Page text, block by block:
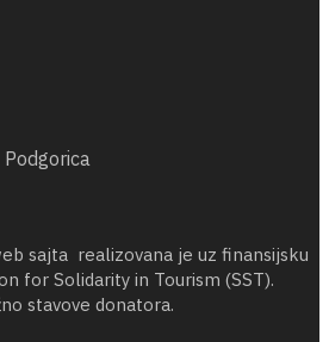
sajta realizovana je uz finansijsku
for Solidarity in Tourism (SST).
stavove donatora.